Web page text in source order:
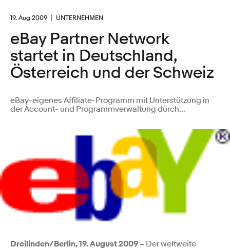
19. Aug 2009 UNTERNEHMEN
eBay Partner Network
startet in Deutschland,
Österreich und der Schweiz
eBay-eigenes Affiliate-Programm mit Unterstützung in
der Account- und Programmverwaltung durch...
Dreilinden/Berlin, 19. August 2009 – Der weltweite